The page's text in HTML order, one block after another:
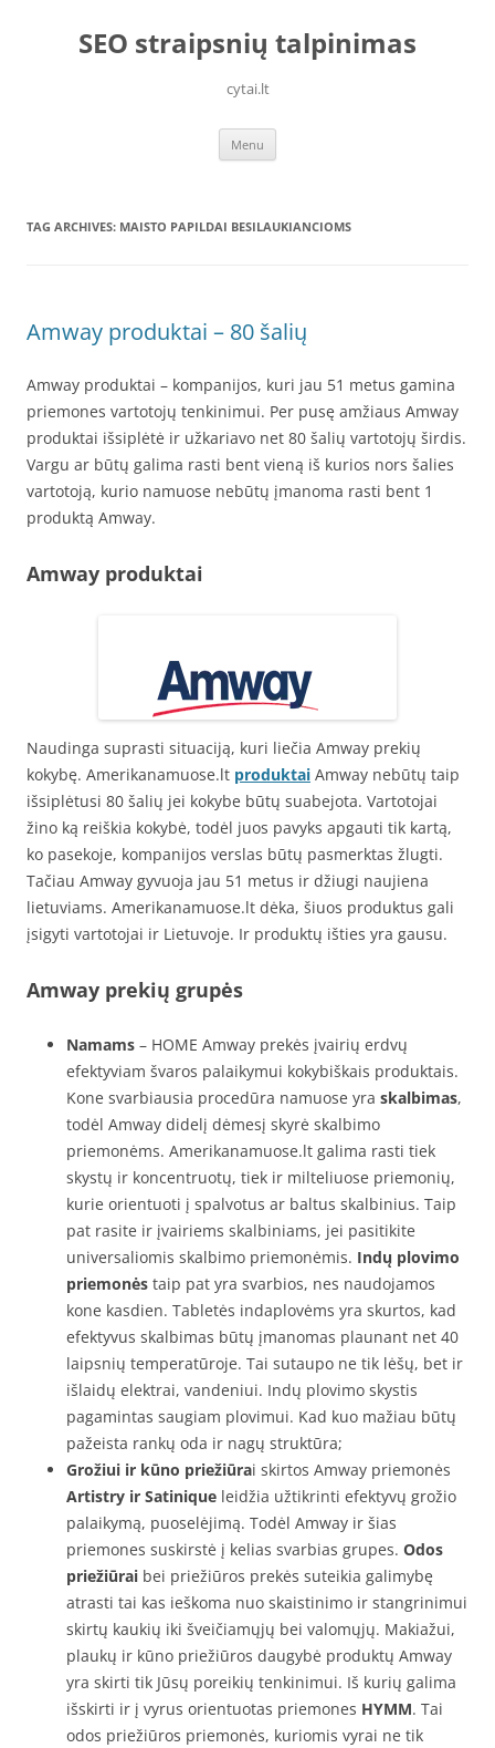
contentSEO straipsnių talpinimas
cytai.lt
Menu
TAG ARCHIVES: MAISTO PAPILDAI BESILAUKIANCIOMS
Amway produktai – 80 šalių
Amway produktai – kompanijos, kuri jau 51 metus gamina
priemones vartotojų tenkinimui. Per pusę amžiaus Amway
produktai išsiplėtė ir užkariavo net 80 šalių vartotojų širdis.
Vargu ar būtų galima rasti bent vieną iš kurios nors šalies
vartotoją, kurio namuose nebūtų įmanoma rasti bent 1
produktą Amway.
Amway produktai
Naudinga suprasti situaciją, kuri liečia Amway prekių
kokybę. Amerikanamuose.lt produktai Amway nebūtų taip
išsiplėtusi 80 šalių jei kokybe būtų suabejota. Vartotojai
žino ką reiškia kokybė, todėl juos pavyks apgauti tik kartą,
ko pasekoje, kompanijos verslas būtų pasmerktas žlugti.
Tačiau Amway gyvuoja jau 51 metus ir džiugi naujiena
lietuviams. Amerikanamuose.lt dėka, šiuos produktus gali
įsigyti vartotojai ir Lietuvoje. Ir produktų išties yra gausu.
Amway prekių grupės
Namams – HOME Amway prekės įvairių erdvų
efektyviam švaros palaikymui kokybiškais produktais.
Kone svarbiausia procedūra namuose yra skalbimas,
todėl Amway didelį dėmesį skyrė skalbimo
priemonėms. Amerikanamuose.lt galima rasti tiek
skystų ir koncentruotų, tiek ir milteliuose priemonių,
kurie orientuoti į spalvotus ar baltus skalbinius. Taip
pat rasite ir įvairiems skalbiniams, jei pasitikite
universaliomis skalbimo priemonėmis. Indų plovimo
priemonės taip pat yra svarbios, nes naudojamos
kone kasdien. Tabletės indaplovėms yra skurtos, kad
efektyvus skalbimas būtų įmanomas plaunant net 40
laipsnių temperatūroje. Tai sutaupo ne tik lėšų, bet ir
išlaidų elektrai, vandeniui. Indų plovimo skystis
pagamintas saugiam plovimui. Kad kuo mažiau būtų
pažeista rankų oda ir nagų struktūra;
Grožiui ir kūno priežiūrai skirtos Amway priemonės
Artistry ir Satinique leidžia užtikrinti efektyvų grožio
palaikymą, puoselėjimą. Todėl Amway ir šias
priemones suskirstė į kelias svarbias grupes. Odos
priežiūrai bei priežiūros prekės suteikia galimybę
atrasti tai kas ieškoma nuo skaistinimo ir stangrinimui
skirtų kaukių iki šveičiamųjų bei valomųjų. Makiažui,
plaukų ir kūno priežiūros daugybė produktų Amway
yra skirti tik Jūsų poreikių tenkinimui. Iš kurių galima
išskirti ir į vyrus orientuotas priemones HYMM. Tai
odos priežiūros priemonės, kuriomis vyrai ne tik